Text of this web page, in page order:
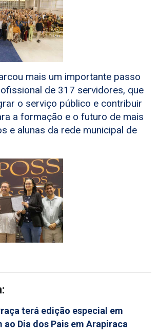
mais um importante passo
de 317 servidores, que
o serviço público e contribuir
a formação e o futuro de mais
e alunas da rede municipal de
terá edição especial em
ao Dia dos Pais em Arapiraca